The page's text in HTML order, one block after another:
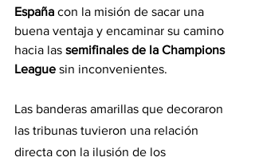
España con la misión de sacar una
buena ventaja y encaminar su camino
hacia las semifinales de la Champions
League sin inconvenientes.
Las banderas amarillas que decoraron
las tribunas tuvieron una relación
directa con la ilusión de los